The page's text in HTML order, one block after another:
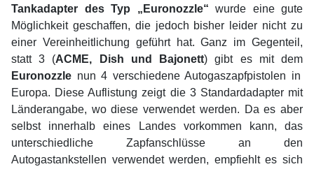
Tankadapter des Typ „Euronozzle“ wurde eine gute
Möglichkeit geschaffen, die jedoch bisher leider nicht zu
einer Vereinheitlichung geführt hat. Ganz im Gegenteil,
statt 3 (ACME, Dish und Bajonett) gibt es mit dem
Euronozzle nun 4 verschiedene Autogaszapfpistolen in
Europa. Diese Auflistung zeigt die 3 Standardadapter mit
Länderangabe, wo diese verwendet werden. Da es aber
selbst innerhalb eines Landes vorkommen kann, das
unterschiedliche Zapfanschlüsse an den
Autogastankstellen verwendet werden, empfiehlt es sich